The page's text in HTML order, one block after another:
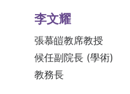
李文耀
張慕皚教席教授
候任副院長 (學術)
教務長